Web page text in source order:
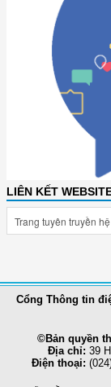
LIÊN KẾT
Cổng Thông tin
©Bản quyền
Địa chỉ: 39
Điện thoại: